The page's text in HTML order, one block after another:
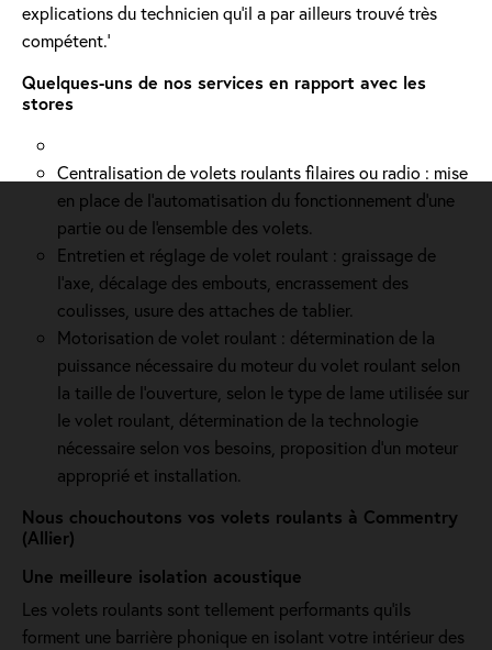
explications du technicien qu’il a par ailleurs trouvé très
compétent.'
Quelques-uns de nos services en rapport avec les
stores
Centralisation de volets roulants filaires ou radio : mise
en place de l'automatisation du fonctionnement d’une
partie ou de l'ensemble des volets.
Entretien et réglage de volet roulant : graissage de
l’axe, décalage des embouts, encrassement des
coulisses, usure des attaches de tablier.
Motorisation de volet roulant : détermination de la
puissance nécessaire du moteur du volet roulant selon
la taille de l’ouverture, selon le type de lame utilisée sur
le volet roulant, détermination de la technologie
nécessaire selon vos besoins, proposition d'un moteur
approprié et installation.
Nous chouchoutons vos volets roulants à Commentry
(Allier)
Une meilleure isolation acoustique
Les volets roulants sont tellement performants qu’ils
forment une barrière phonique en isolant votre intérieur des